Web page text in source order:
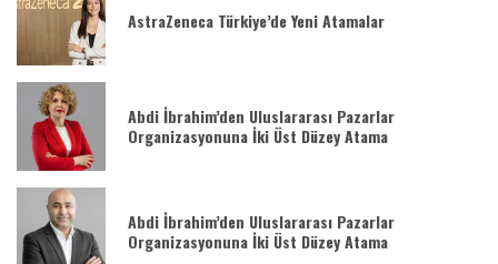
AstraZeneca Türkiye’de Yeni Atamalar
Abdi İbrahim’den Uluslararası Pazarlar
Organizasyonuna İki Üst Düzey Atama
Abdi İbrahim’den Uluslararası Pazarlar
Organizasyonuna İki Üst Düzey Atama